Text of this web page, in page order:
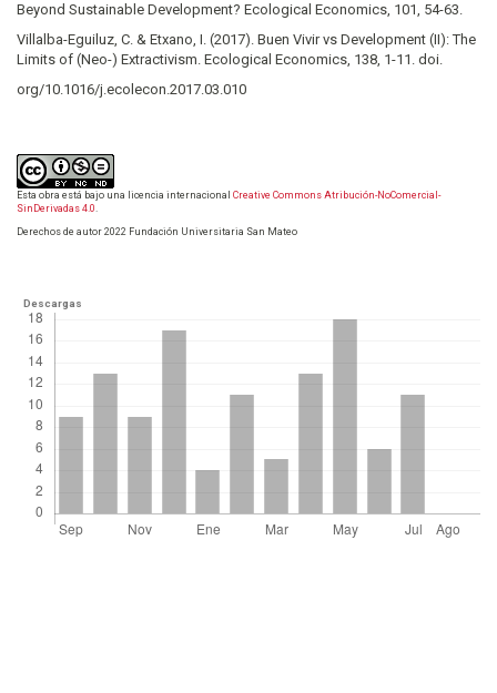
Beyond Sustainable Development? Ecological Economics, 101, 54-63.
Villalba-Eguiluz, C. & Etxano, I. (2017). Buen Vivir vs Development (II): The
Limits of (Neo-) Extractivism. Ecological Economics, 138, 1-11. doi.
org/10.1016/j.ecolecon.2017.03.010
Esta obra está bajo una licencia internacional Creative Commons Atribución-NoComercial-
SinDerivadas 4.0.
Derechos de autor 2022 Fundación Universitaria San Mateo
Descargas